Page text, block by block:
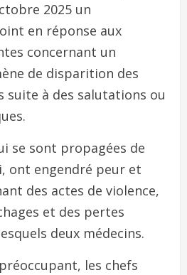
2025 un
en réponse aux
concernant un
de disparition des
suite à des salutations ou
se sont propagées de
ont engendré peur et
des actes de violence,
et des pertes
deux médecins.
les chefs